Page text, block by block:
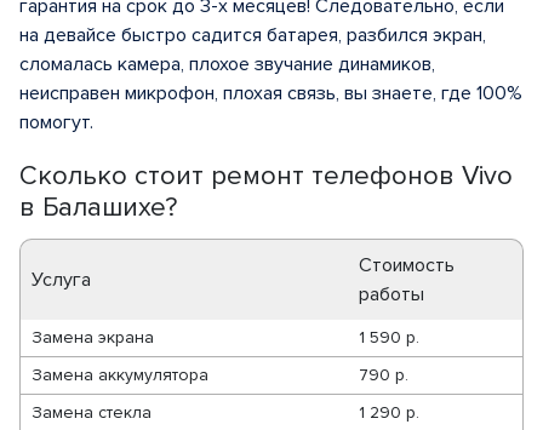
Сколько стоит ремонт телефонов Vivo
в Балашихе?
Услуга
Стоимость
работы
Замена экрана
1 590 р.
Замена аккумулятора
790 р.
Замена стекла
1 290 р.
гарантия на срок до 3-х месяцев! Следовательно, если
на девайсе быстро садится батарея, разбился экран,
сломалась камера, плохое звучание динамиков,
неисправен микрофон, плохая связь, вы знаете, где 100%
помогут.